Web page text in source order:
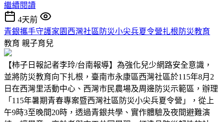
繼續閱讀
4天前
青銀攜手守護家園西灣社區防災小尖兵夏令營扎根防災教育
教育 親子育兒
【柿子日報記者李玲/台南報導】為強化兒少網路安全意識，
並將防災教育向下扎根，臺南市永康區西灣社區於115年8月2
日在西灣里活動中心、西灣市民農場及周邊防災示範區，辦理
「115年暑期青春專案暨西灣社區防災小尖兵夏令營」，從上
午9時3至晚間20時，透過青銀共學、實作體驗及夜間避難演